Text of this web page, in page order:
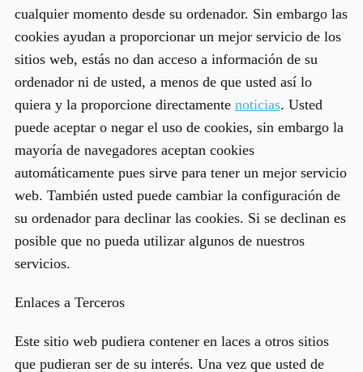
cualquier momento desde su ordenador. Sin embargo las
cookies ayudan a proporcionar un mejor servicio de los
sitios web, estás no dan acceso a información de su
ordenador ni de usted, a menos de que usted así lo
quiera y la proporcione directamente noticias. Usted
puede aceptar o negar el uso de cookies, sin embargo la
mayoría de navegadores aceptan cookies
automáticamente pues sirve para tener un mejor servicio
web. También usted puede cambiar la configuración de
su ordenador para declinar las cookies. Si se declinan es
posible que no pueda utilizar algunos de nuestros
servicios.
Enlaces a Terceros
Este sitio web pudiera contener en laces a otros sitios
que pudieran ser de su interés. Una vez que usted de